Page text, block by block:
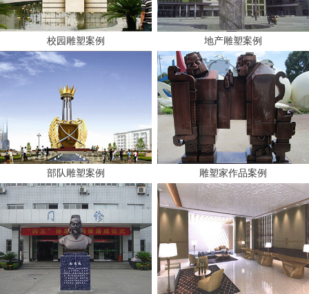
校园雕塑案例
部队雕塑案例
地产雕塑案例
雕塑家作品案例